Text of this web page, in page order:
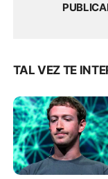
TAL VEZ TE